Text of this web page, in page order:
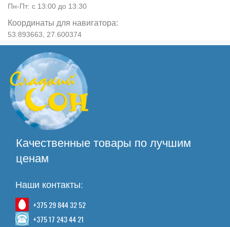
Пн-Пт: с 13:00 до 13:30
Координаты для навигатора:
53.893663, 27.600374
Качественные товары по лучшим
ценам
Наши контакты:
+375 29 844 32 52
+375 17 243 44 21